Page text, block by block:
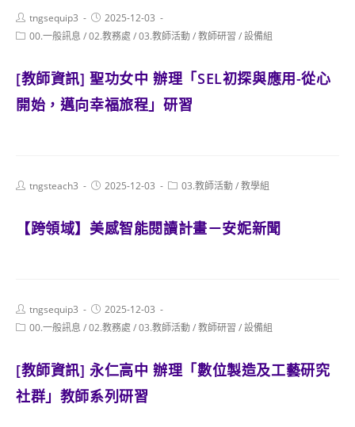
Post
author:
tngsequip3
Post
published:
2025-12-03
Post00.一般訊息 /02.教務處 /03.教師活動/教師研習 /設備組
[教師資訊] 聖功女中 辦理「SEL初探與應用-從心
開始，邁向幸福旅程」研習
Posttngsteach3
Post2025-12-03
Post03.教師活動/教學組
【跨領域】美感智能閱讀計畫－安妮新聞
Post
author:
tngsequip3
Post
published:
2025-12-03
Post00.一般訊息 /02.教務處 /03.教師活動/教師研習 /設備組
[教師資訊] 永仁高中 辦理「數位製造及工藝研究
社群」教師系列研習